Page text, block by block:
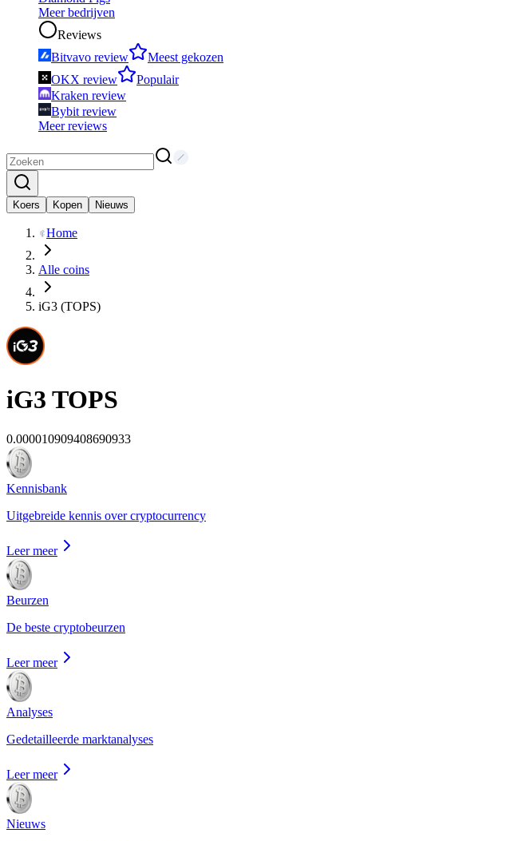
Meer bedrijven
Reviews
Bitvavo review
Meest gekozen
OKX review
Populair
Kraken review
Bybit review
Meer reviews
Koers Kopen Nieuws
Home
Alle coins
iG3 (TOPS)
iG3 TOPS
0.000010909408690933
Kennisbank
Uitgebreide kennis over cryptocurrency
Leer meer
Beurzen
De beste cryptobeurzen
Leer meer
Analyses
Gedetailleerde marktanalyses
Leer meer
Nieuws